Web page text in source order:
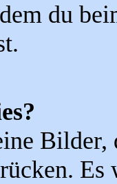
du
Bilder,